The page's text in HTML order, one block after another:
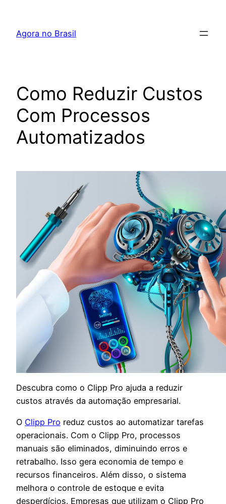
Agora no Brasil
Como Reduzir Custos
Com Processos
Automatizados
Descubra como o Clipp Pro ajuda a reduzir
custos através da automação empresarial.
O Clipp Pro reduz custos ao automatizar tarefas
operacionais. Com o Clipp Pro, processos
manuais são eliminados, diminuindo erros e
retrabalho. Isso gera economia de tempo e
recursos financeiros. Além disso, o sistema
melhora o controle de estoque e evita
desperdícios. Empresas que utilizam o Clipp Pro